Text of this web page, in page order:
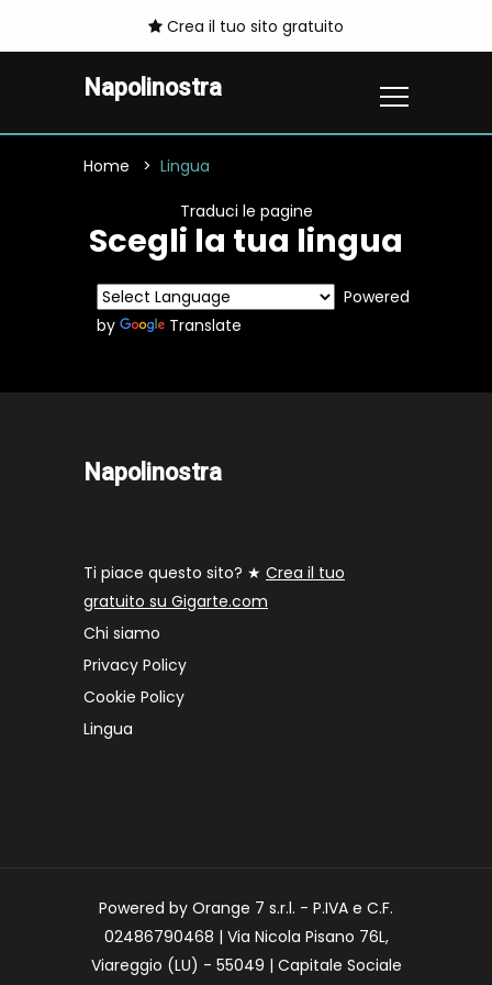
Crea il tuo sito gratuito
Napolinostra
Home Lingua
Traduci le pagine
Scegli la tua lingua
Powered
by
Translate
Napolinostra
Ti piace questo sito? ★ Crea il tuo
gratuito su Gigarte.com
Chi siamo
Privacy Policy
Cookie Policy
Lingua
Powered by Orange 7 s.r.l. - P.IVA e C.F.
02486790468 | Via Nicola Pisano 76L,
Viareggio (LU) - 55049 | Capitale Sociale